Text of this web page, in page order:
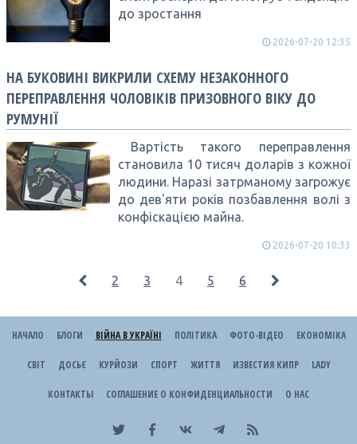
до зростання
2026-07-20 12:35
НА БУКОВИНІ ВИКРИЛИ СХЕМУ НЕЗАКОННОГО
ПЕРЕПРАВЛЕННЯ ЧОЛОВІКІВ ПРИЗОВНОГО ВІКУ ДО
РУМУНІЇ
Вартість такого переправлення
становила 10 тисяч доларів з кожної
людини. Наразі затрманому загрожує
до дев'яти років позбавлення волі з
конфіскацією майна.
2026-07-20 10:33
2 3 4 5 6
НАЧАЛО БЛОГИ ВІЙНА В УКРАЇНІ ПОЛІТИКА ФОТО-ВІДЕО ЕКОНОМІКА
СВІТ ДОСЬЄ КУРЙОЗИ СПОРТ ЖИТТЯ ИЗВЕСТИЯ КИПР LADY
КОНТАКТЫ СОГЛАШЕНИЕ О КОНФИДЕНЦИАЛЬНОСТИ О НАС